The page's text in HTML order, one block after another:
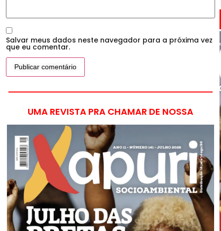
Salvar meus dados neste navegador para a próxima vez
que eu comentar.
UMA REVISTA PRA CHAMAR DE NOSSA